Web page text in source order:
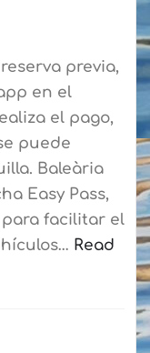
previa,
en el
el pago,
puede
Baleària
Easy Pass,
facilitar el
Read